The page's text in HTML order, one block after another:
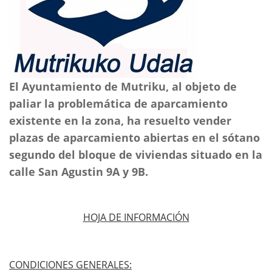
El Ayuntamiento de Mutriku, al objeto de
paliar la problemática de aparcamiento
existente en la zona, ha resuelto vender
plazas de aparcamiento abiertas en el sótano
segundo del bloque de viviendas situado en la
calle San Agustin 9A y 9B.
HOJA DE INFORMACIÓN
CONDICIONES GENERALES: